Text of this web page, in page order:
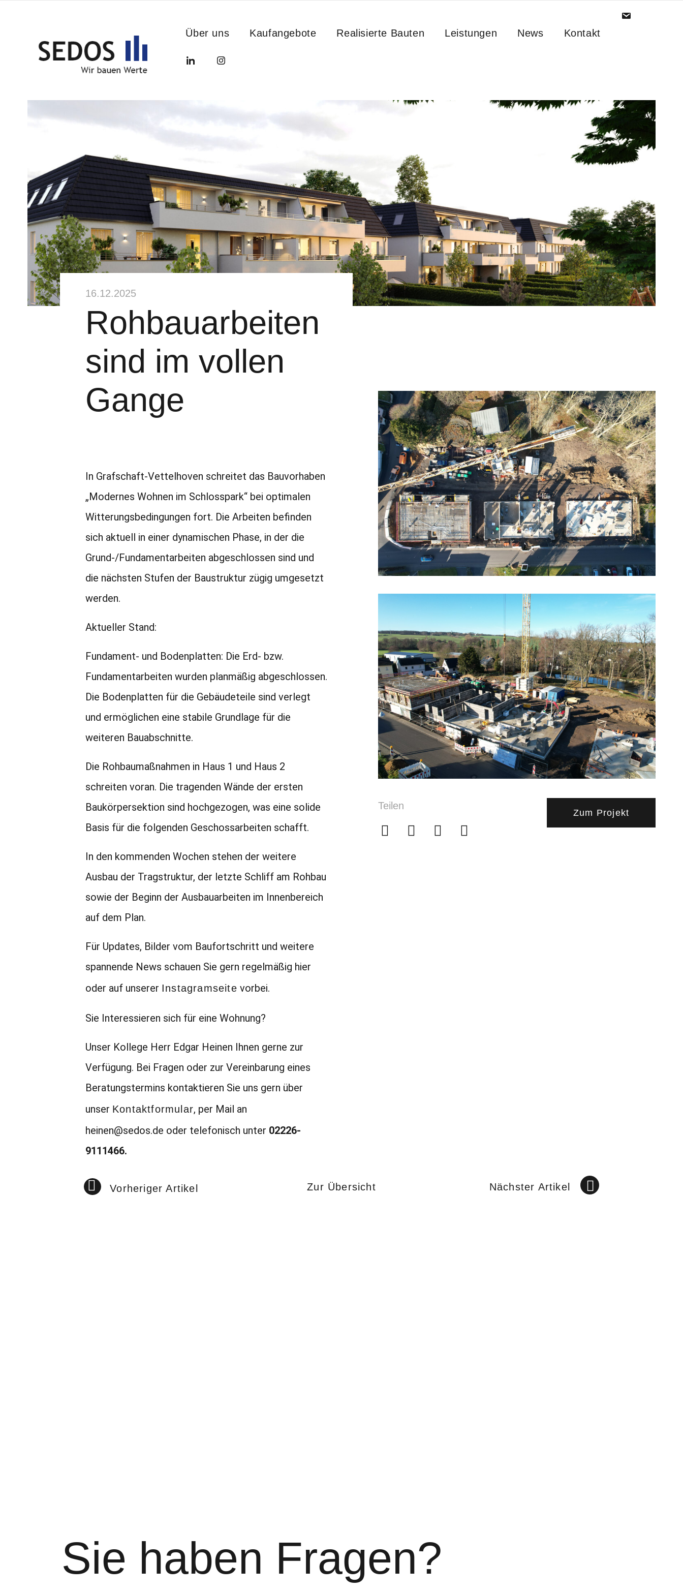
Über uns Kaufangebote Realisierte Bauten Leistungen News Kontakt
16.12.2025
Rohbauarbeiten
sind im vollen
Gange
In Grafschaft-Vettelhoven schreitet das Bauvorhaben
„Modernes Wohnen im Schlosspark“ bei optimalen
Witterungsbedingungen fort. Die Arbeiten befinden
sich aktuell in einer dynamischen Phase, in der die
Grund-/Fundamentarbeiten abgeschlossen sind und
die nächsten Stufen der Baustruktur zügig umgesetzt
werden.
Aktueller Stand:
Fundament- und Bodenplatten: Die Erd- bzw.
Fundamentarbeiten wurden planmäßig abgeschlossen.
Die Bodenplatten für die Gebäudeteile sind verlegt
und ermöglichen eine stabile Grundlage für die
weiteren Bauabschnitte.
Die Rohbaumaßnahmen in Haus 1 und Haus 2
schreiten voran. Die tragenden Wände der ersten
Baukörpersektion sind hochgezogen, was eine solide
Basis für die folgenden Geschossarbeiten schafft.
In den kommenden Wochen stehen der weitere
Ausbau der Tragstruktur, der letzte Schliff am Rohbau
sowie der Beginn der Ausbauarbeiten im Innenbereich
auf dem Plan.
Für Updates, Bilder vom Baufortschritt und weitere
spannende News schauen Sie gern regelmäßig hier
oder auf unserer Instagramseite vorbei.
Sie Interessieren sich für eine Wohnung?
Unser Kollege Herr Edgar Heinen Ihnen gerne zur
Verfügung. Bei Fragen oder zur Vereinbarung eines
Beratungstermins kontaktieren Sie uns gern über
unser Kontaktformular, per Mail an
heinen@sedos.de oder telefonisch unter 02226-
9111466.
Teilen
Zum Projekt
Vorheriger Artikel Zur Übersicht Nächster Artikel
Sie haben Fragen?